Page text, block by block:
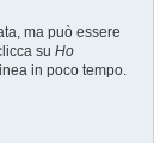
ma può essere
su Ho
in poco tempo.